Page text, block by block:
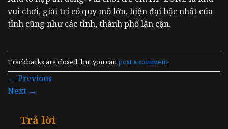
vui chơi, giải trí có quy mô lớn, hiện đại bậc nhất của
tỉnh cũng như các tỉnh, thành phố lận cận.
Trackbacks are closed, but you canpost a comment.
← Previous
Next →
Trả lời